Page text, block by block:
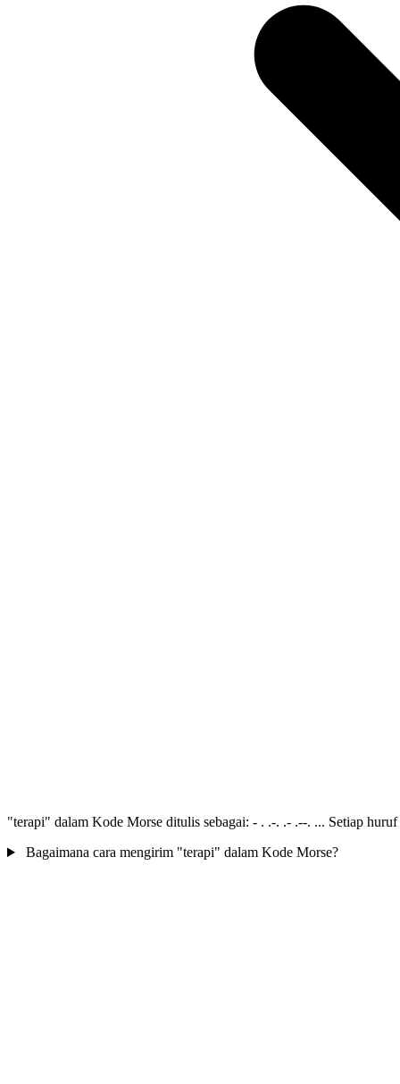
"terapi" dalam Kode Morse ditulis sebagai: - . .-. .- .--. ... Setiap
Bagaimana cara mengirim "terapi" dalam Kode Morse?